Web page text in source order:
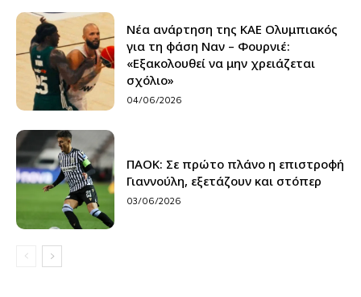
Νέα ανάρτηση της ΚΑΕ Ολυμπιακός
για τη φάση Ναν – Φουρνιέ:
«Εξακολουθεί να μην χρειάζεται
σχόλιο»
04/06/2026
ΠΑΟΚ: Σε πρώτο πλάνο η επιστροφή
Γιαννούλη, εξετάζουν και στόπερ
03/06/2026